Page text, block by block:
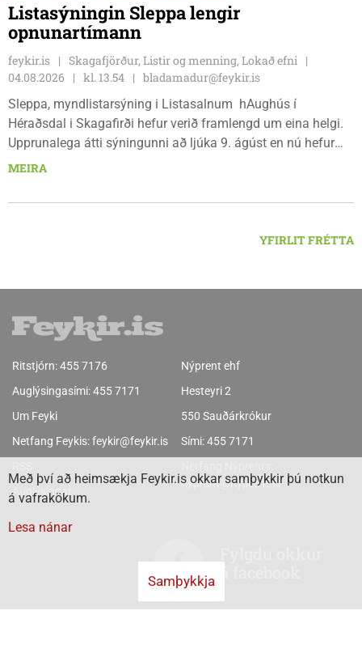
Listasýningin Sleppa lengir
opnunartímann
feykir.is
Skagafjörður, Listir og menning, Lokað efni
04.08.2026
kl. 13.54
bladamadur@feykir.is
Sleppa, myndlistarsýning i Listasalnum hAughús í
Héraðsdal i Skagafirði hefur verið framlengd um eina helgi.
Upprunalega átti sýningunni að ljúka 9. ágúst en nú hefur
opnunartíminn verið framlengdur til 15. ágúst. Opið er á
MEIRA
YFIRLIT FRÉTTA
Ritstjórn:455 7176
Auglýsingasími:455 7171
Um Feyki
Netfang Feykis:feykir@feykir.is
Auglýsingar
Nýprent ehf
Hesteyri 2
550 Sauðárkrókur
Sími:455 7171
nyprent@nyprent.is
Með því að heimsækja Feykir.is okkar samþykkir þú notkun
á vafrakökum.
Lesa nánar
Samþykkja